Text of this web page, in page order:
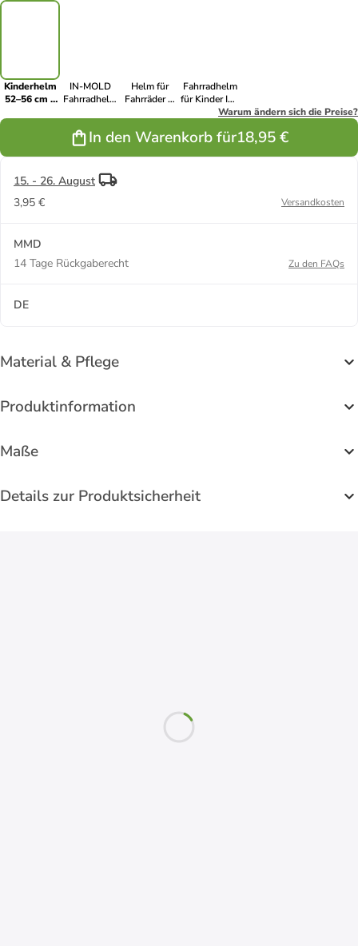
Kinderhelm
52–56 cm –
IN-MOLD
Fahrradhelm
Mädchen (M,
52-56 cm)
Helm für
Fahrräder &
zertifiziert
Fahrradhelm
für Kinder IN-
MOLD
52-56cm
Warum ändern sich die Preise?
In den Warenkorb für18,95 €
15. - 26. August
3,95 €
Versandkosten
MMD
14 Tage Rückgaberecht
Zu den FAQs
DE
Material & Pflege
Produktinformation
Maße
Details zur Produktsicherheit